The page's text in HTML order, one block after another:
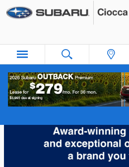
Skip to main content
Ciocca Subaru of